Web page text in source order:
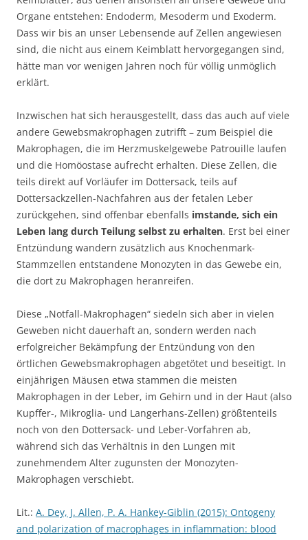
Organe entstehen: Endoderm, Mesoderm und Exoderm.
Dass wir bis an unser Lebensende auf Zellen angewiesen
sind, die nicht aus einem Keimblatt hervorgegangen sind,
hätte man vor wenigen Jahren noch für völlig unmöglich
erklärt.
Inzwischen hat sich herausgestellt, dass das auch auf viele
andere Gewebsmakrophagen zutrifft – zum Beispiel die
Makrophagen, die im Herzmuskelgewebe Patrouille laufen
und die Homöostase aufrecht erhalten. Diese Zellen, die
teils direkt auf Vorläufer im Dottersack, teils auf
Dottersackzellen-Nachfahren aus der fetalen Leber
zurückgehen, sind offenbar ebenfalls imstande, sich ein
Leben lang durch Teilung selbst zu erhalten. Erst bei einer
Entzündung wandern zusätzlich aus Knochenmark-
Stammzellen entstandene Monozyten in das Gewebe ein,
die dort zu Makrophagen heranreifen.
Diese „Notfall-Makrophagen“ siedeln sich aber in vielen
Geweben nicht dauerhaft an, sondern werden nach
erfolgreicher Bekämpfung der Entzündung von den
örtlichen Gewebsmakrophagen abgetötet und beseitigt. In
einjährigen Mäusen etwa stammen die meisten
Makrophagen in der Leber, im Gehirn und in der Haut (also
Kupffer-, Mikroglia- und Langerhans-Zellen) größtenteils
noch von den Dottersack- und Leber-Vorfahren ab,
während sich das Verhältnis in den Lungen mit
zunehmendem Alter zugunsten der Monozyten-
Makrophagen verschiebt.
Lit.: A. Dey, J. Allen, P. A. Hankey-Giblin (2015): Ontogeny
and polarization of macrophages in inflammation: blood